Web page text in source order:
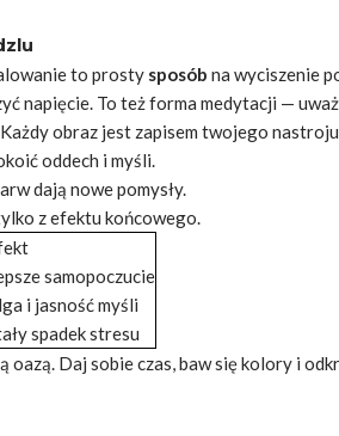
to prosty sposób na wyciszenie
napięcie. To też forma medytacji —
obraz jest zapisem twojego
oddech i myśli.
dają nowe pomysły.
z efektu końcowego.
samopoczucie
i jasność myśli
spadek stresu
oazą. Daj sobie czas, baw się kolory i